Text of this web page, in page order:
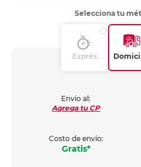
Selecciona tu
Exprés
Envío al:
Agrega tu CP
Costo de envío:
Gratis*